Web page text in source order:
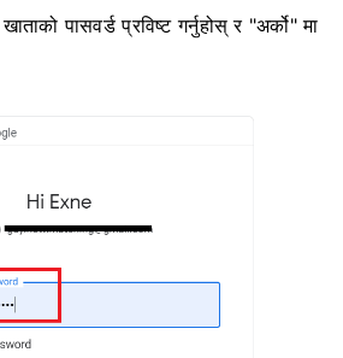
पासवर्ड प्रविष्ट गर्नुहोस् र "अर्को" मा